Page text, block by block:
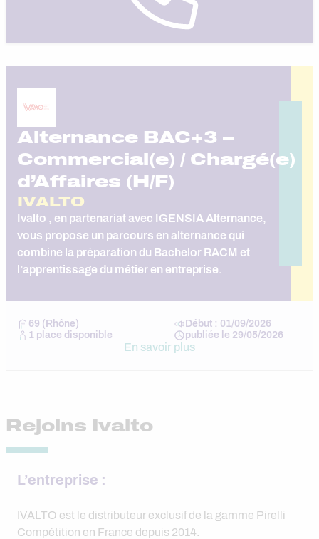
Alternance BAC+3 –
Commercial(e) / Chargé(e)
d’Affaires (H/F)
IVALTO
Ivalto , en partenariat avec IGENSIA Alternance,
vous propose un parcours en alternance qui
combine la préparation du Bachelor RACM et
l’apprentissage du métier en entreprise.
69 (Rhône)
Début : 01/09/2026
1 place disponible
publiée le 29/05/2026
En savoir plus
Rejoins Ivalto
L’entreprise :
IVALTO est le distributeur exclusif de la gamme Pirelli
Compétition en France depuis 2014.